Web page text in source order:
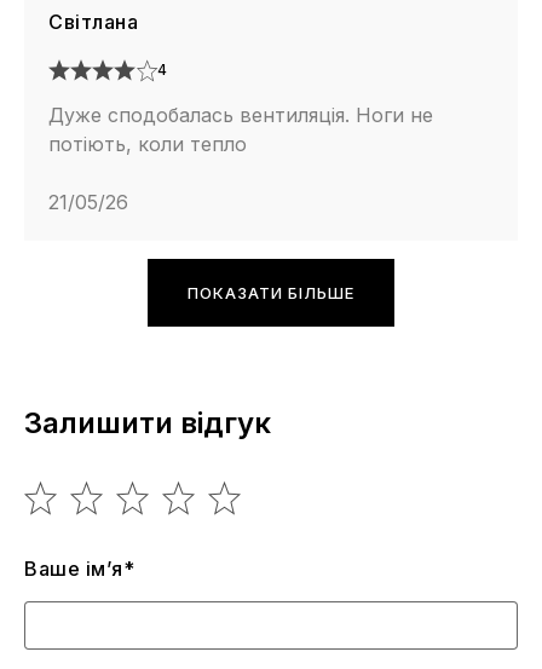
Світлана
4
Дуже сподобалась вентиляція. Ноги не
потіють, коли тепло
21/05/26
ПОКАЗАТИ БІЛЬШЕ
Залишити відгук
Ваше ім’я*